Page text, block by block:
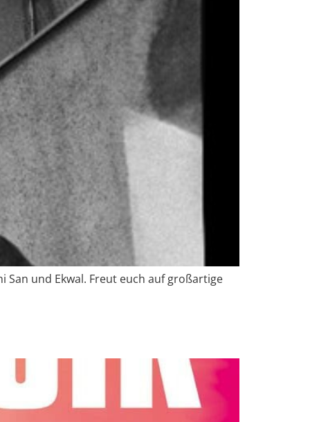
San und Ekwal. Freut euch auf großartige